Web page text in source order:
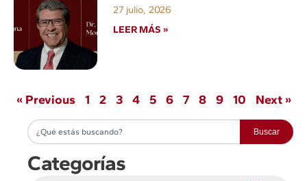
27 julio, 2026
LEER MÁS »
« Previous 1 2 3 4 5 6 7 8 9 10 Next »
Buscar
Categorías